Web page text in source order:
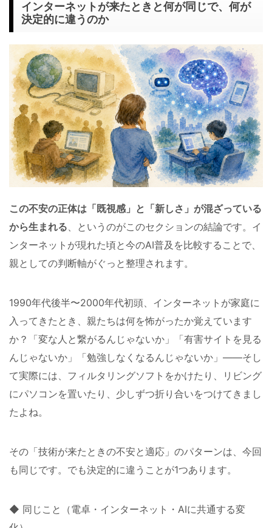
インターネットが来たときと何が同じで、何が
決定的に違うのか
この不安の正体は「既視感」と「新しさ」が混ざっている
から生まれる、というのがこのセクションの結論です。イ
ンターネットが現れた頃と今のAI普及を比較することで、
親としての判断軸がぐっと整理されます。
1990年代後半〜2000年代初頭、インターネットが家庭に
入ってきたとき、親たちは何を怖がったか覚えています
か？「変な人と繋がるんじゃないか」「有害サイトを見る
んじゃないか」「勉強しなくなるんじゃないか」——そし
て実際には、フィルタリングソフトをかけたり、リビング
にパソコンを置いたり、少しずつ折り合いをつけてきまし
たよね。
その「技術が来たときの不安と適応」のパターンは、今回
も同じです。でも決定的に違うことが1つあります。
◆ 同じこと（電卓・インターネット・AIに共通する変